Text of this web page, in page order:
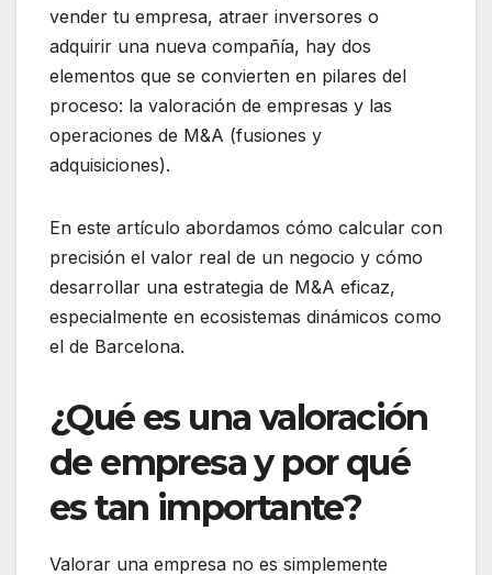
vender tu empresa, atraer inversores o
adquirir una nueva compañía, hay dos
elementos que se convierten en pilares del
proceso: la valoración de empresas y las
operaciones de M&A (fusiones y
adquisiciones).
En este artículo abordamos cómo calcular con
precisión el valor real de un negocio y cómo
desarrollar una estrategia de M&A eficaz,
especialmente en ecosistemas dinámicos como
el de Barcelona.
¿Qué es una valoración
de empresa y por qué
es tan importante?
Valorar una empresa no es simplemente